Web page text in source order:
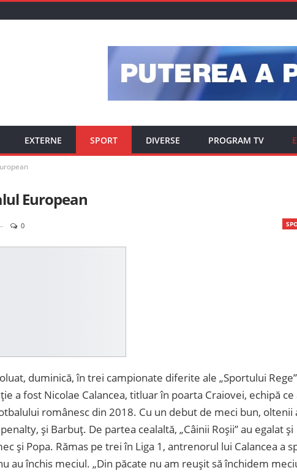
EXTERNE SPORT DIVERSE PROGRAM TV
European
0
duminică, în trei campionate diferite ale „Sportului Rege”
a fost Nicolae Calancea, titluar în poarta Craiovei, echipă ce
românesc din 2018. Cu un debut de meci bun, oltenii
și Barbuț. De partea cealaltă, „Câinii Roșii” au egalat și
și Popa. Rămas pe trei în Liga 1, antrenorul lui Calancea a
au închis meciul. „Din păcate nu am reușit să închidem